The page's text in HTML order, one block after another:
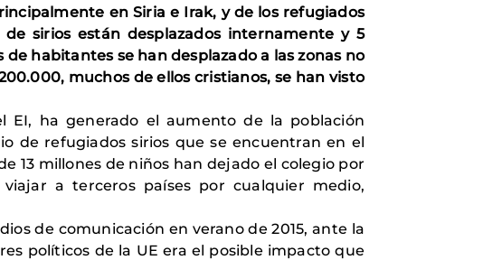
en Siria e Irak, y de los refugiados
sirios están desplazados internamente y 5
habitantes se han desplazado a las zonas no
muchos de ellos cristianos, se han visto
EI, ha generado el aumento de la población
de refugiados sirios que se encuentran en el
13 millones de niños han dejado el colegio por
a terceros países por cualquier medio,
de comunicación en verano de 2015, ante la
políticos de la UE era el posible impacto que